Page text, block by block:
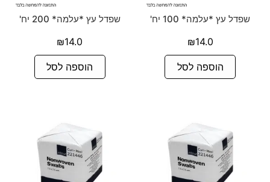
שפדל עץ *עלמה* 100 יח'
₪14.0
הוספה לסל
שפדל עץ *עלמה* 200 יח'
₪14.0
הוספה לסל